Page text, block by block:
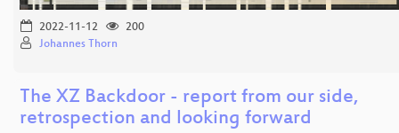
2022-11-12
200
Johannes Thorn
The XZ Backdoor - report from our side,
retrospection and looking forward